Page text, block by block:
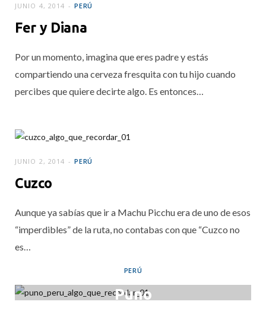
PERÚ
JUNIO 4, 2014
Fer y Diana
Por un momento, imagina que eres padre y estás
compartiendo una cerveza fresquita con tu hijo cuando
percibes que quiere decirte algo. Es entonces…
PERÚ
JUNIO 2, 2014
Cuzco
Aunque ya sabías que ir a Machu Picchu era de uno de esos
“imperdibles” de la ruta, no contabas con que “Cuzco no
es…
PERÚ
Puno